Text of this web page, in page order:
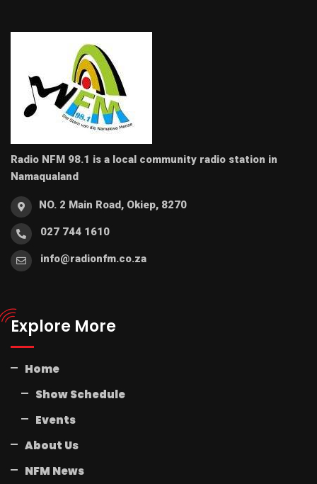
Radio NFM 98.1 is a local community radio station in
Namaqualand
NO. 2 Main Road, Okiep, 8270
027 744 1610
info@radionfm.co.za
Explore More
Home
Show Schedule
Events
About Us
NFM News